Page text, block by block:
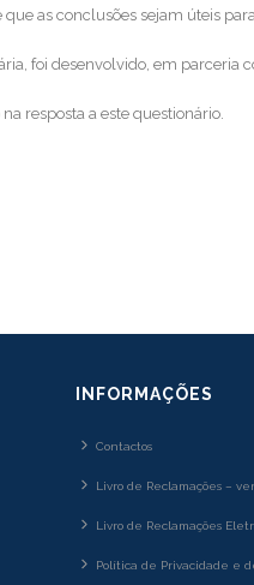
as conclusões sejam úteis
foi desenvolvido, em
resposta a este questionário.
INFORMAÇÕES
Contactos
Livro de Reclamações –
Livro de Reclamações
Política de Privacidade e